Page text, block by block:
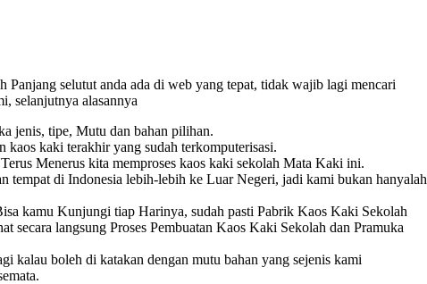
selutut anda ada di web yang tepat, tidak wajib lagi mencari
selanjutnya alasannya
jenis, tipe, Mutu dan bahan pilihan.
kaki terakhir yang sudah terkomputerisasi.
Menerus kita memproses kaos kaki sekolah Mata Kaki ini.
tempat di Indonesia lebih-lebih ke Luar Negeri, jadi kami bukan hanyalah
kamu Kunjungi tiap Harinya, sudah pasti Pabrik Kaos Kaki Sekolah
secara langsung Proses Pembuatan Kaos Kaki Sekolah dan Pramuka
kalau boleh di katakan dengan mutu bahan yang sejenis kami